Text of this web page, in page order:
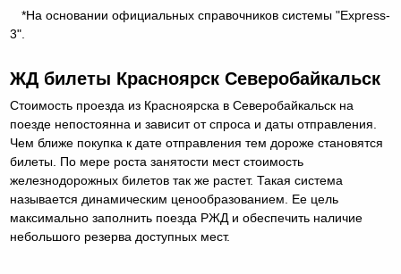
*На основании официальных справочников системы "Express-
3".
ЖД билеты Красноярск Северобайкальск
Стоимость проезда из Красноярска в Северобайкальск на
поезде непостоянна и зависит от спроса и даты отправления.
Чем ближе покупка к дате отправления тем дороже становятся
билеты. По мере роста занятости мест стоимость
железнодорожных билетов так же растет. Такая система
называется динамическим ценообразованием. Ее цель
максимально заполнить поезда РЖД и обеспечить наличие
небольшого резерва доступных мест.